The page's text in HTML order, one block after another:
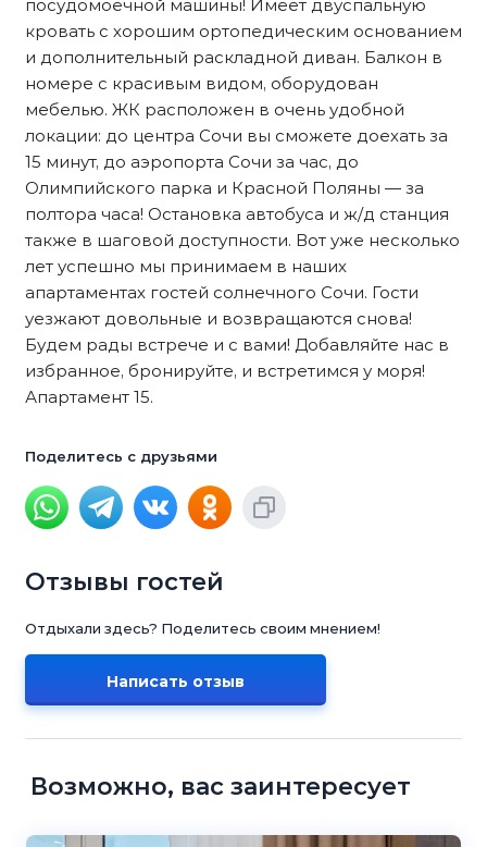
посудомоечной машины! Имеет двуспальную
кровать с хорошим ортопедическим основанием
и дополнительный раскладной диван. Балкон в
номере с красивым видом, оборудован
мебелью. ЖК расположен в очень удобной
локации: до центра Сочи вы сможете доехать за
15 минут, до аэропорта Сочи за час, до
Олимпийского парка и Красной Поляны — за
полтора часа! Остановка автобуса и ж/д станция
также в шаговой доступности. Вот уже несколько
лет успешно мы принимаем в наших
апартаментах гостей солнечного Сочи. Гости
уезжают довольные и возвращаются снова!
Будем рады встрече и с вами! Добавляйте нас в
избранное, бронируйте, и встретимся у моря!
Апартамент 15.
Поделитесь с друзьями
Отзывы гостей
Отдыхали здесь? Поделитесь своим мнением!
Написать отзыв
Возможно, вас заинтересует